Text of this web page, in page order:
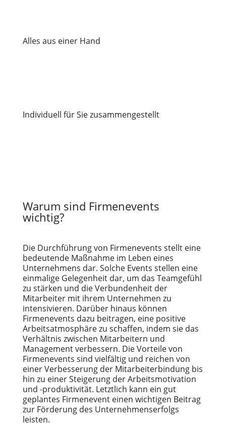
Alles aus einer Hand
Individuell für Sie zusammengestellt
Warum sind Firmenevents
wichtig?
Die Durchführung von Firmenevents stellt eine
bedeutende Maßnahme im Leben eines
Unternehmens dar. Solche Events stellen eine
einmalige Gelegenheit dar, um das Teamgefühl
zu stärken und die Verbundenheit der
Mitarbeiter mit ihrem Unternehmen zu
intensivieren. Darüber hinaus können
Firmenevents dazu beitragen, eine positive
Arbeitsatmosphäre zu schaffen, indem sie das
Verhältnis zwischen Mitarbeitern und
Management verbessern. Die Vorteile von
Firmenevents sind vielfältig und reichen von
einer Verbesserung der Mitarbeiterbindung bis
hin zu einer Steigerung der Arbeitsmotivation
und -produktivität. Letztlich kann ein gut
geplantes Firmenevent einen wichtigen Beitrag
zur Förderung des Unternehmenserfolgs
leisten.